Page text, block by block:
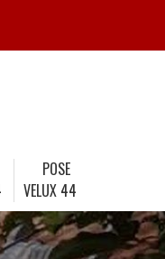
POSE
VELUX 44